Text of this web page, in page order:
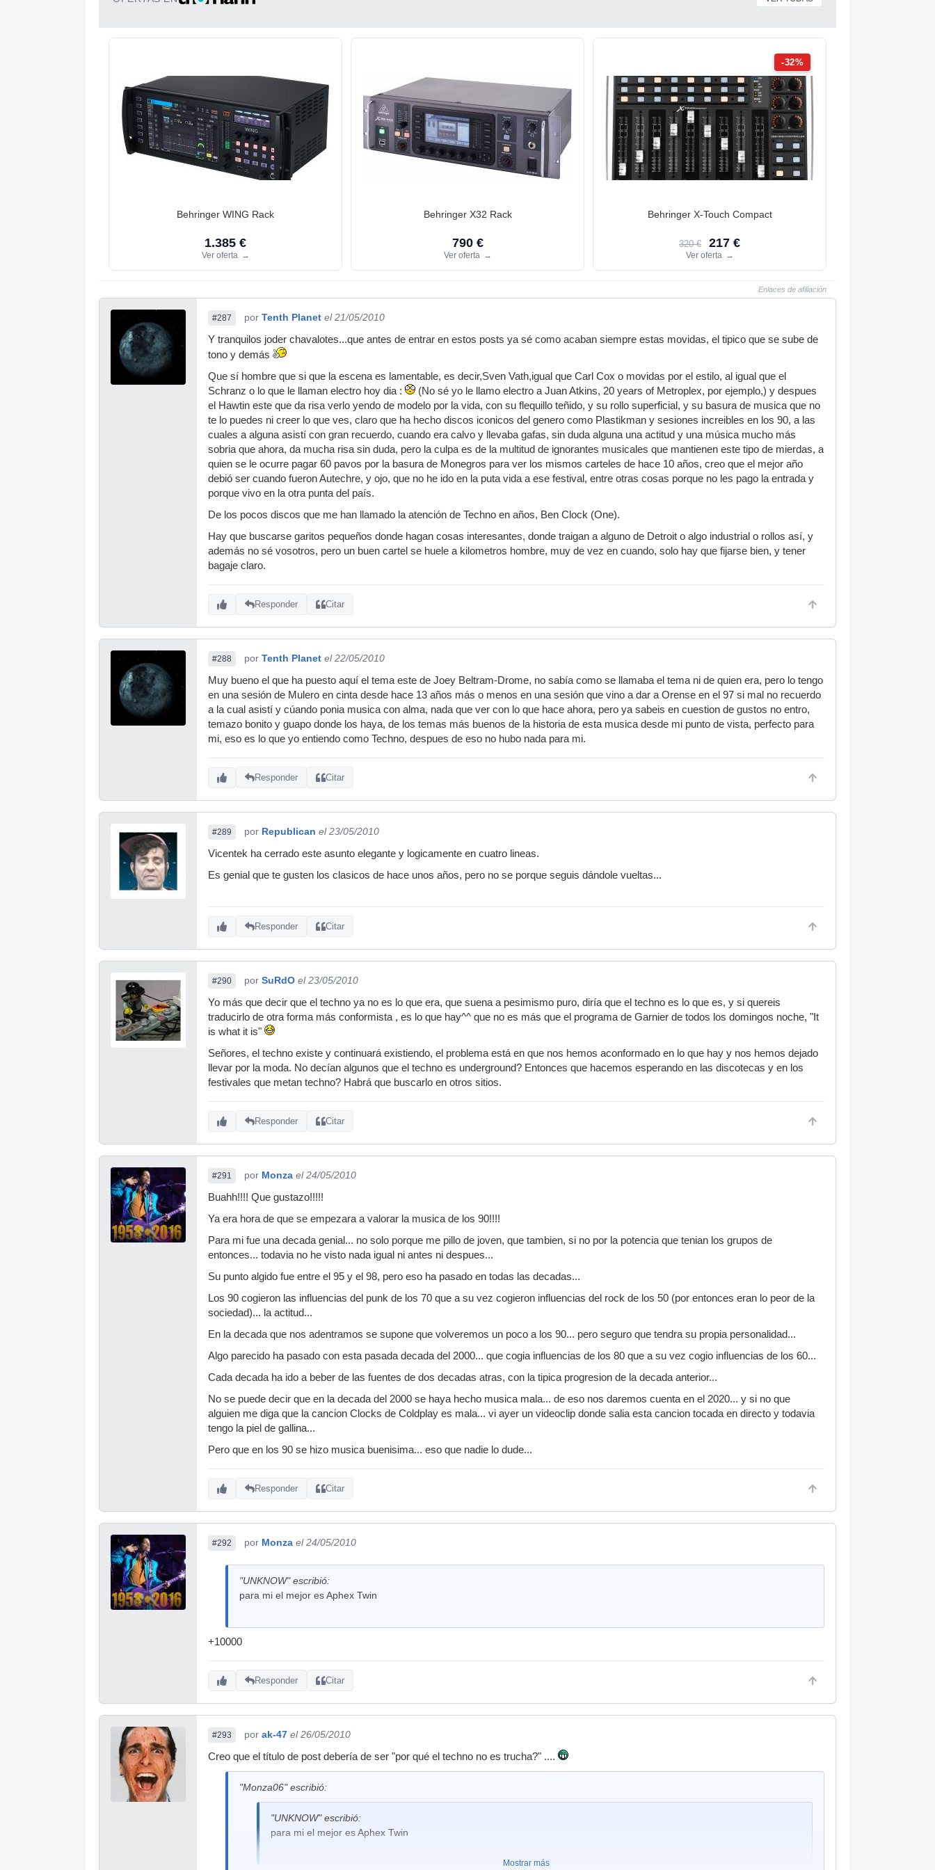
Behringer WING Rack
1.385 €
Ver oferta →
Behringer X32 Rack
790 €
Ver oferta →
-32%
Behringer X-Touch Compact
320 € 217 €
Ver oferta →
Enlaces de afiliación
#287 por Tenth Planet el 21/05/2010
Y tranquilos joder chavalotes...que antes de entrar en estos posts ya sé como acaban siempre estas movidas, el tipico que se sube de
tono y demás
Que sí hombre que si que la escena es lamentable, es decir,Sven Vath,igual que Carl Cox o movidas por el estilo, al igual que el
Schranz o lo que le llaman electro hoy dia :
(No sé yo le llamo electro a Juan Atkins, 20 years of Metroplex, por ejemplo,) y despues
el Hawtin este que da risa verlo yendo de modelo por la vida, con su flequillo teñido, y su rollo superficial, y su basura de musica que no
te lo puedes ni creer lo que ves, claro que ha hecho discos iconicos del genero como Plastikman y sesiones increibles en los 90, a las
cuales a alguna asistí con gran recuerdo, cuando era calvo y llevaba gafas, sin duda alguna una actitud y una música mucho más
sobria que ahora, da mucha risa sin duda, pero la culpa es de la multitud de ignorantes musicales que mantienen este tipo de mierdas, a
quien se le ocurre pagar 60 pavos por la basura de Monegros para ver los mismos carteles de hace 10 años, creo que el mejor año
debió ser cuando fueron Autechre, y ojo, que no he ido en la puta vida a ese festival, entre otras cosas porque no les pago la entrada y
porque vivo en la otra punta del país.
De los pocos discos que me han llamado la atención de Techno en años, Ben Clock (One).
Hay que buscarse garitos pequeños donde hagan cosas interesantes, donde traigan a alguno de Detroit o algo industrial o rollos así, y
además no sé vosotros, pero un buen cartel se huele a kilometros hombre, muy de vez en cuando, solo hay que fijarse bien, y tener
bagaje claro.
Responder Citar
#288 por Tenth Planet el 22/05/2010
Muy bueno el que ha puesto aquí el tema este de Joey Beltram-Drome, no sabía como se llamaba el tema ni de quien era, pero lo tengo
en una sesión de Mulero en cinta desde hace 13 años más o menos en una sesión que vino a dar a Orense en el 97 si mal no recuerdo
a la cual asistí y cúando ponia musica con alma, nada que ver con lo que hace ahora, pero ya sabeis en cuestion de gustos no entro,
temazo bonito y guapo donde los haya, de los temas más buenos de la historia de esta musica desde mi punto de vista, perfecto para
mi, eso es lo que yo entiendo como Techno, despues de eso no hubo nada para mi.
Responder Citar
#289 por Republican el 23/05/2010
Vicentek ha cerrado este asunto elegante y logicamente en cuatro lineas.
Es genial que te gusten los clasicos de hace unos años, pero no se porque seguis dándole vueltas...
Responder Citar
#290 por SuRdO el 23/05/2010
Yo más que decir que el techno ya no es lo que era, que suena a pesimismo puro, diría que el techno es lo que es, y si quereis
traducirlo de otra forma más conformista , es lo que hay^^ que no es más que el programa de Garnier de todos los domingos noche, "It
is what it is"
Señores, el techno existe y continuará existiendo, el problema está en que nos hemos aconformado en lo que hay y nos hemos dejado
llevar por la moda. No decían algunos que el techno es underground? Entonces que hacemos esperando en las discotecas y en los
festivales que metan techno? Habrá que buscarlo en otros sitios.
Responder Citar
#291 por Monza el 24/05/2010
Buahh!!!! Que gustazo!!!!!
Ya era hora de que se empezara a valorar la musica de los 90!!!!
Para mi fue una decada genial... no solo porque me pillo de joven, que tambien, si no por la potencia que tenian los grupos de
entonces... todavia no he visto nada igual ni antes ni despues...
Su punto algido fue entre el 95 y el 98, pero eso ha pasado en todas las decadas...
Los 90 cogieron las influencias del punk de los 70 que a su vez cogieron influencias del rock de los 50 (por entonces eran lo peor de la
sociedad)... la actitud...
En la decada que nos adentramos se supone que volveremos un poco a los 90... pero seguro que tendra su propia personalidad...
Algo parecido ha pasado con esta pasada decada del 2000... que cogia influencias de los 80 que a su vez cogio influencias de los 60...
Cada decada ha ido a beber de las fuentes de dos decadas atras, con la tipica progresion de la decada anterior...
No se puede decir que en la decada del 2000 se haya hecho musica mala... de eso nos daremos cuenta en el 2020... y si no que
alguien me diga que la cancion Clocks de Coldplay es mala... vi ayer un videoclip donde salia esta cancion tocada en directo y todavia
tengo la piel de gallina...
Pero que en los 90 se hizo musica buenisima... eso que nadie lo dude...
Responder Citar
#292 por Monza el 24/05/2010
"UNKNOW" escribió:
para mi el mejor es Aphex Twin
+10000
Responder Citar
#293 por ak-47 el 26/05/2010
Creo que el título de post debería de ser "por qué el techno no es trucha?" ....
"Monza06" escribió:
"UNKNOW" escribió:
para mi el mejor es Aphex Twin
Mostrar más